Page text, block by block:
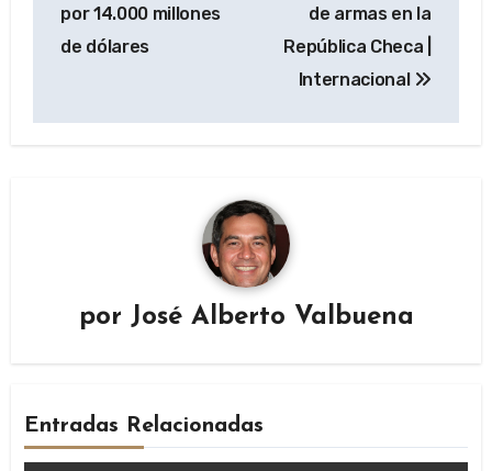
por 14.000 millones
de dólares
de armas en la
República Checa |
Internacional
por José Alberto Valbuena
Entradas Relacionadas